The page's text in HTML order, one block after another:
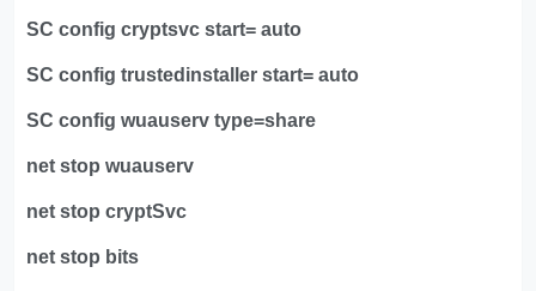
SC config cryptsvc start= auto
SC config trustedinstaller start= auto
SC config wuauserv type=share
net stop wuauserv
net stop cryptSvc
net stop bits